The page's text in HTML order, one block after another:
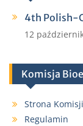
4th Polish-
12
Komisja
Strona Komisji
Regulamin